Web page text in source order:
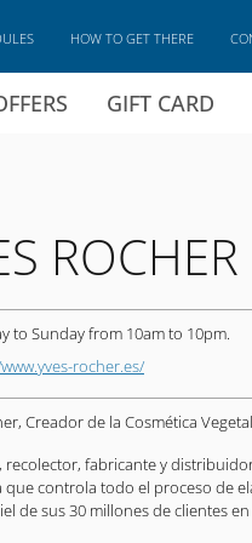
GIFT CARD
HOW TO GET THERE
ROCHER
to Sunday from 10am to 10pm.
rocher.es/
Creador de la Cosmética Vegetal
recolector, fabricante y
que controla todo el proceso de
de sus 30 millones de clientes en